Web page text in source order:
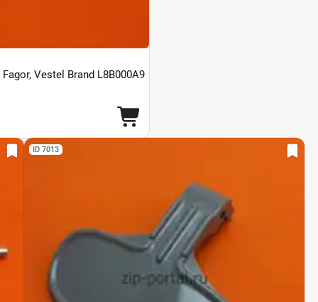
Vestel Brand L8B000A9
ID 7013